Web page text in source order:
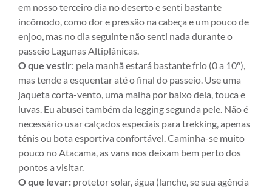
em nosso terceiro dia no deserto e senti bastante
incômodo, como dor e pressão na cabeça e um pouco de
enjoo, mas no dia seguinte não senti nada durante o
passeio Lagunas Altiplânicas.
O que vestir: pela manhã estará bastante frio (0 a 10º),
mas tende a esquentar até o final do passeio. Use uma
jaqueta corta-vento, uma malha por baixo dela, touca e
luvas. Eu abusei também da legging segunda pele. Não é
necessário usar calçados especiais para trekking, apenas
tênis ou bota esportiva confortável. Caminha-se muito
pouco no Atacama, as vans nos deixam bem perto dos
pontos a visitar.
O que levar: protetor solar, água (lanche, se sua agência